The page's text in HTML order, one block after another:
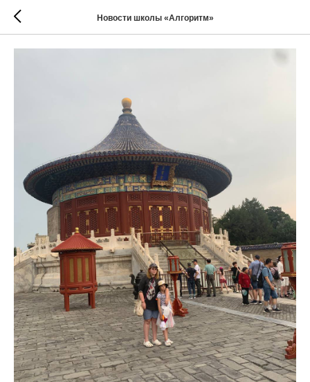
Новости школы «Алгоритм»